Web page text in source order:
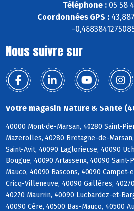
Téléphone : 05 58
Coordonnées GPS :
-
Nous suivre sur
Votre magasin Nature & Sante
40000 Mont-de-Marsan, 40280 Saint-
Mazerolles, 40280 Bretagne-de-
Saint-Avit, 40090 Laglorieuse, 40090
Bougue, 40090 Artassenx, 40090 Saint-
Mauco, 40090 Bascons, 40090 Campet-
Cricq-Villeneuve, 40090 Gaillères,
40270 Maurrin, 40090 Lucbardez-et-
40090 Cère, 40500 Bas-Mauco, 40500